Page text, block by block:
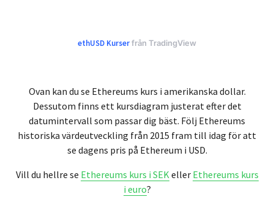
ethUSD Kurserfrån TradingView
Ovan kan du se Ethereums kurs i amerikanska dollar.
Dessutom finns ett kursdiagram justerat efter det
datumintervall som passar dig bäst. Följ Ethereums
historiska värdeutveckling från 2015 fram till idag för att
se dagens pris på Ethereum i USD.
Vill du hellre se Ethereums kurs i SEKeller Ethereums kurs
i euro?